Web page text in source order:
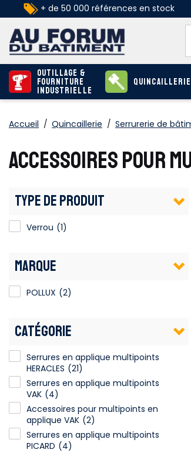
+ de 50 000 références en stock
Outillage &
Fourniture
industrielle
Quincaillerie
Accueil / Quincaillerie / Serrurerie de
ACCESSOIRES POUR
TYPE DE PRODUIT
Verrou (1)
MARQUE
POLLUX (2)
CATÉGORIE
Serrures en applique multipoints
HERACLES (21)
Serrures en applique multipoints
VAK (4)
Accessoires pour multipoints en
applique VAK (2)
Serrures en applique multipoints
PICARD (4)